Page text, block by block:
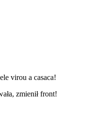
virou a casaca!
zmienił front!